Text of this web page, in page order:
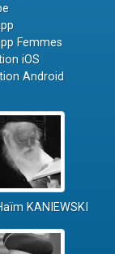
Femmes
iOS
Android
KANIEWSKI